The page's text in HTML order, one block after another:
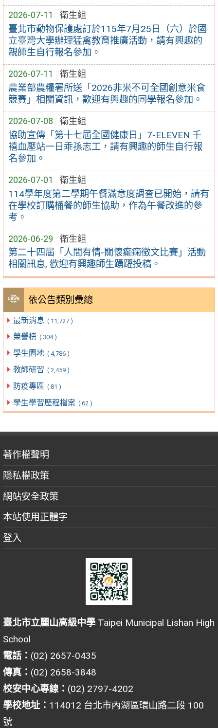
2026-07-11 衛生組
臺北市動物保護處訂於115年7月25日（六）於國
立臺灣大學辦理猛禽教育推廣活動，請有興趣的
親師生自行報名參加。
2026-07-11 衛生組
農業部農糧署所送「2026非米不可全國創意米食
競賽」相關資訊，歡迎有興趣的同學報名參加。
2026-07-08 衛生組
協助宣傳「第十七屆全國健康日」7-ELEVEN 千
禧血壓站一日乖孫志工，請有興趣的師生自行報
名參加。
2026-07-01 衛生組
114學年度第二學期午餐滿意度調查已開始，請有
在學校訂購桶餐的師生協助，作為午餐改進的參
考。
2026-06-29 衛生組
第二十四屆「人間有情-關懷癫痫徵文比賽」活動
相關訊息, 歡迎有興趣師生踴躍投稿。
依公告類別彙總
最新消息 ( 11,727 )
榮譽榜 ( 304 )
學生園地 ( 4,786 )
教師研習 ( 2,459 )
防疫專區 ( 81 )
學生學習歷程檔案 ( 62 )
著作權聲明
隱私權政策
網站安全政策
本站使用正體字
登入
臺北市立麗山高級中學 Taipei Municipal Lishan High
School
電話： (02) 2657-0435
傳真： (02) 2658-3848
校安中心專線： (02) 2797-4202
學校地址： 114012 台北市內湖區環山路二段 100
號